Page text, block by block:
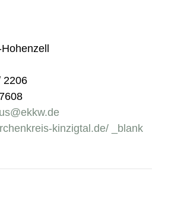
2206
kinzigtal.de/ _blank